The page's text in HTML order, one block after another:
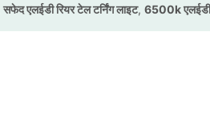
सफेद एलईडी रियर टेल टर्निंग लाइट, 6500k एलईडी